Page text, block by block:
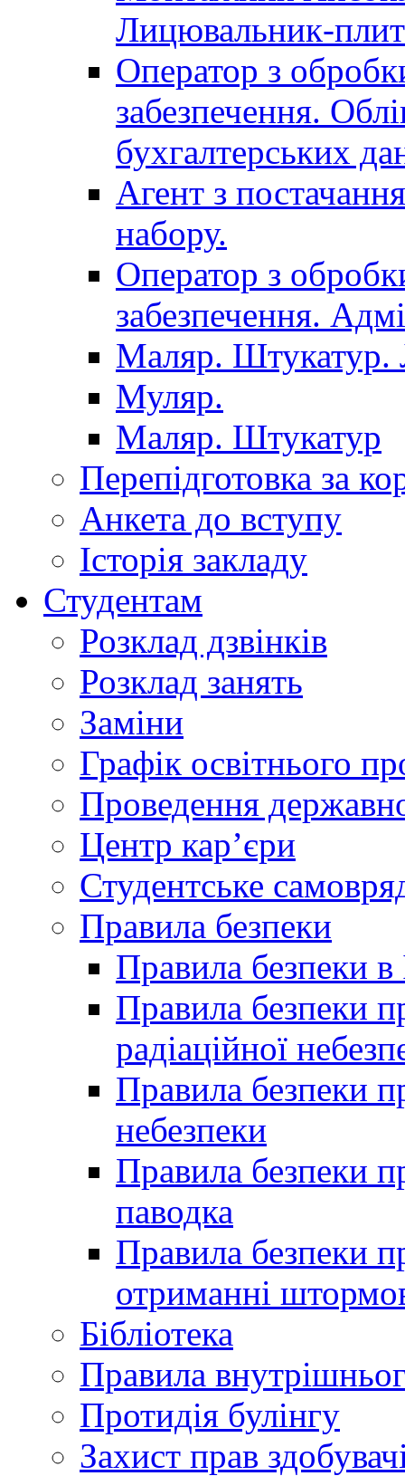
Лицювальник-
Оператор з
забезпечення.
бухгалтерських
Агент з
набору.
Оператор з
забезпечення.
Маляр. Штукатур.
Муляр.
Маляр. Штукатур
Перепідготовка за
Анкета до вступу
Історія закладу
Студентам
Розклад дзвінків
Розклад занять
Заміни
Графік освітнього
Проведення
Центр кар’єри
Студентське
Правила безпеки
Правила безпеки в
Правила безпеки
радіаційної
Правила безпеки
небезпеки
Правила безпеки
паводка
Правила безпеки
отриманні
Бібліотека
Правила
Протидія булінгу
Захист прав